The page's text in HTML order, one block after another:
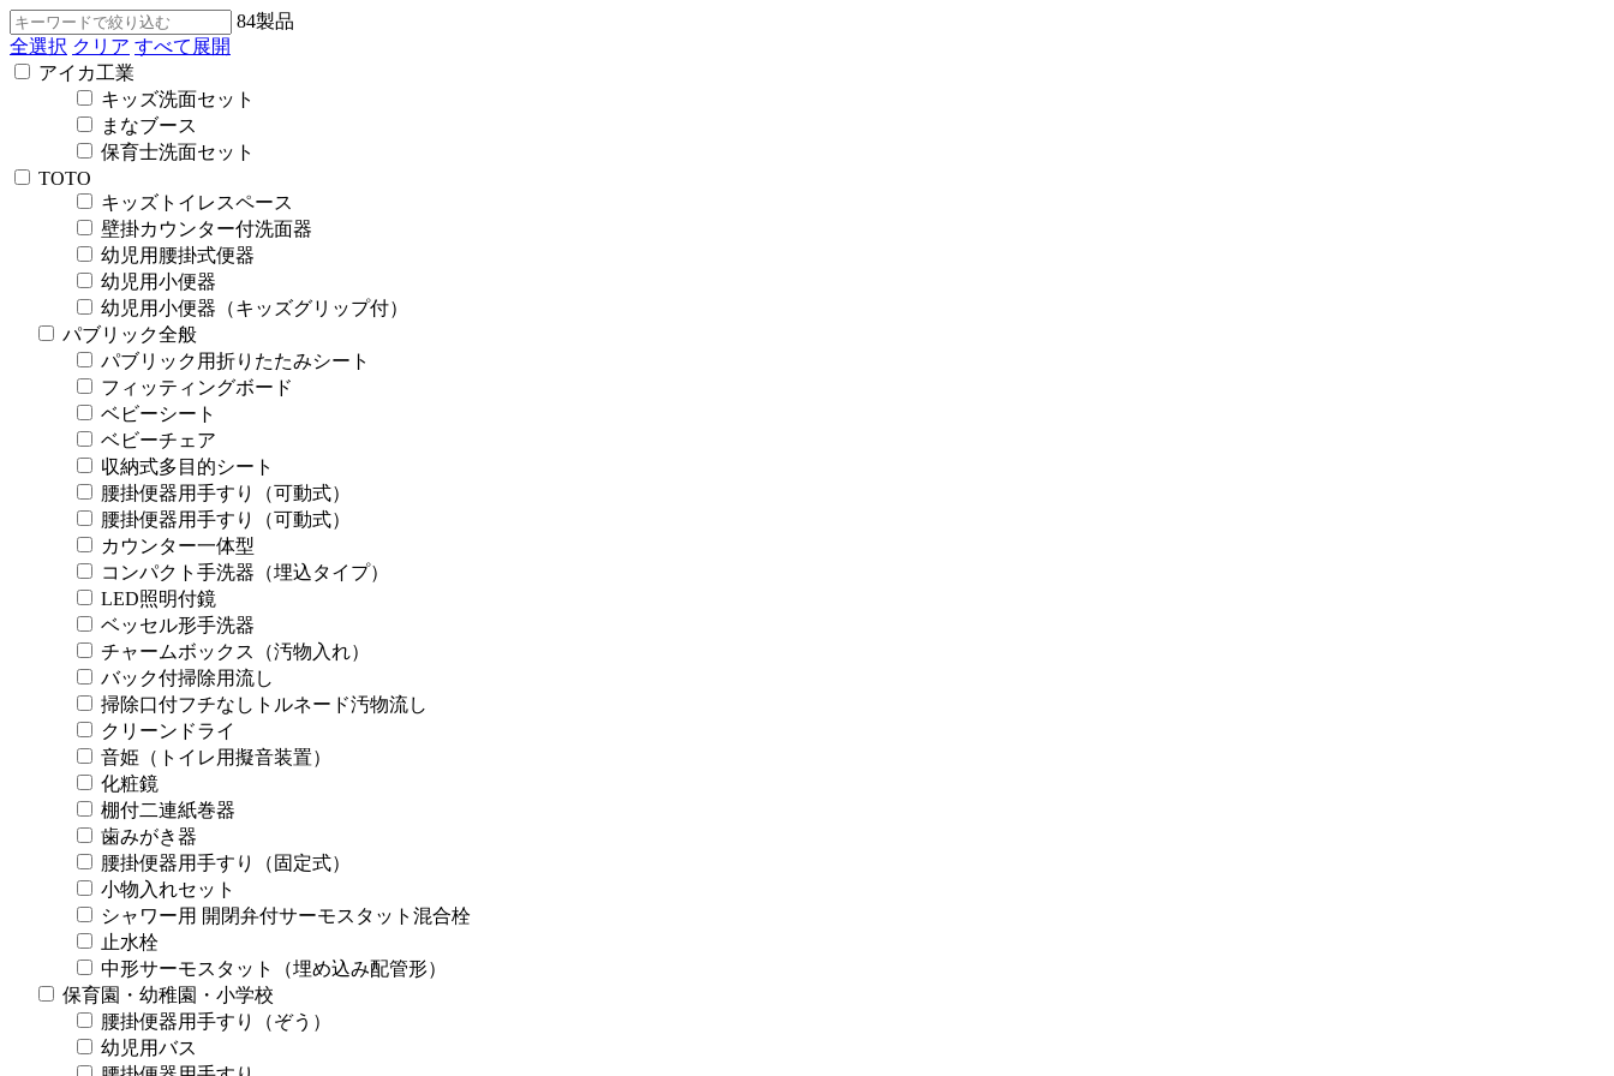
84製品
全選択 クリア すべて展開
アイカ工業
キッズ洗面セット
まなブース
保育士洗面セット
TOTO
キッズトイレスペース
壁掛カウンター付洗面器
幼児用腰掛式便器
幼児用小便器
幼児用小便器（キッズグリップ付）
パブリック全般
パブリック用折りたたみシート
フィッティングボード
ベビーシート
ベビーチェア
収納式多目的シート
腰掛便器用手すり（可動式）
腰掛便器用手すり（可動式）
カウンター一体型
コンパクト手洗器（埋込タイプ）
LED照明付鏡
ベッセル形手洗器
チャームボックス（汚物入れ）
バック付掃除用流し
掃除口付フチなしトルネード汚物流し
クリーンドライ
音姫（トイレ用擬音装置）
化粧鏡
棚付二連紙巻器
歯みがき器
腰掛便器用手すり（固定式）
小物入れセット
シャワー用 開閉弁付サーモスタット混合栓
止水栓
中形サーモスタット（埋め込み配管形）
保育園・幼稚園・小学校
腰掛便器用手すり（ぞう）
幼児用バス